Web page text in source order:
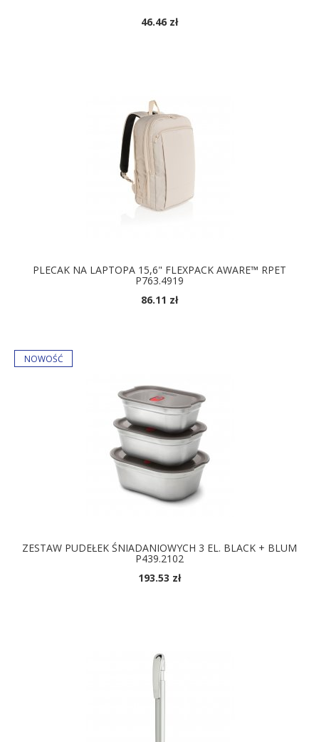
46.46 zł
PLECAK NA LAPTOPA 15,6" FLEXPACK AWARE™ RPET
P763.4919
86.11 zł
ZESTAW PUDEŁEK ŚNIADANIOWYCH 3 EL. BLACK + BLUM
P439.2102
193.53 zł